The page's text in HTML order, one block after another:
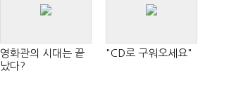
영화관의 시대는 끝
났다?
"CD로 구워오세요"